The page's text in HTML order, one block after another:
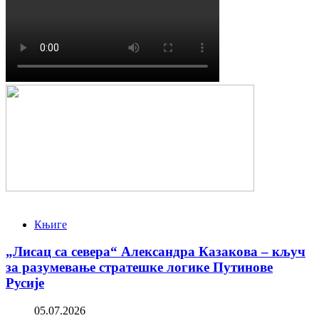
Књиге
„Лисац са севера“ Александра Казакова – кључ
за разумевање стратешке логике Путинове
Русије
05.07.2026